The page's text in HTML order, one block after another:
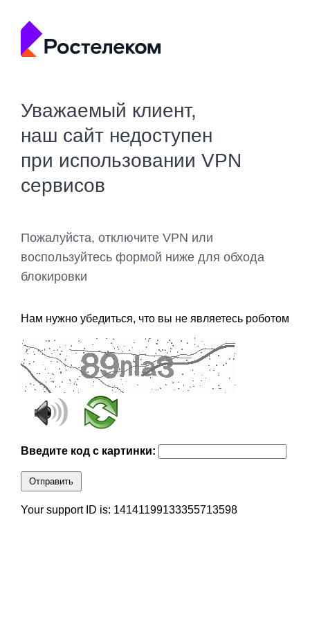
Уважаемый клиент,
наш сайт недоступен
при использовании VPN
сервисов
Пожалуйста, отключите VPN или
воспользуйтесь формой ниже для обхода
блокировки
Нам нужно убедиться, что вы не являетесь роботом
Введите код с картинки:
Отправить
Your support ID is: 14141199133355713598